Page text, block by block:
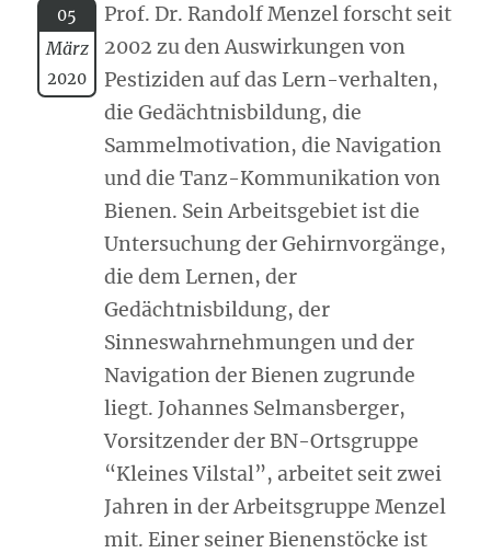
05
März
2020
Prof. Dr. Randolf Menzel forscht seit
2002 zu den Auswirkungen von
Pestiziden auf das Lern-verhalten,
die Gedächtnisbildung, die
Sammelmotivation, die Navigation
und die Tanz-Kommunikation von
Bienen. Sein Arbeitsgebiet ist die
Untersuchung der Gehirnvorgänge,
die dem Lernen, der
Gedächtnisbildung, der
Sinneswahrnehmungen und der
Navigation der Bienen zugrunde
liegt. Johannes Selmansberger,
Vorsitzender der BN-Ortsgruppe
“Kleines Vilstal”, arbeitet seit zwei
Jahren in der Arbeitsgruppe Menzel
mit. Einer seiner Bienenstöcke ist